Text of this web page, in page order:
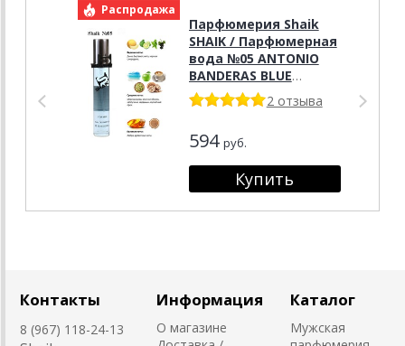
Распродажа
Парфюмерия Shaik
SHAIK / Парфюмерная
вода №05 ANTONIO
BANDERAS BLUE
SEDUCTION FOR MEN 20
мл
2 отзыва
594 руб.
Контакты
8 (967) 118-24-13
Информация
О магазине
Каталог
Мужская